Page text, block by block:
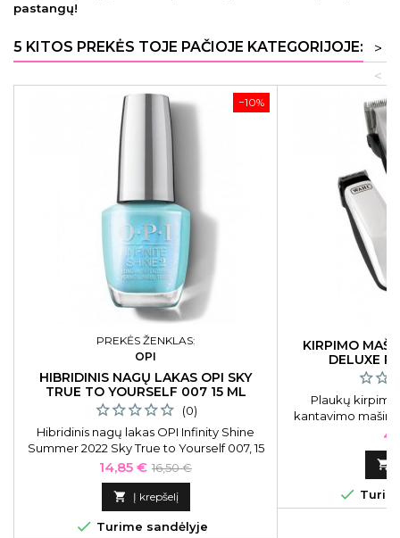
pastangų!
5 KITOS PREKĖS TOJE PAČIOJE KATEGORIJOJE:
>
<
−10%
PREKĖS ŽENKLAS:
OPI
HIBRIDINIS NAGŲ LAKAS OPI SKY
TRUE TO YOURSELF 007 15 ML
(0)
Hibridinis nagų lakas OPI Infinity Shine
Summer 2022 Sky True to Yourself 007, 15
ml OPIISLB007
Kaina
14,85 € Bazinė
kaina
16,50 €
 Į krepšelį
 Turime sandėlyje
KIRPIMO
DELUXE
Plaukų
kantavimo
Pro Complete

